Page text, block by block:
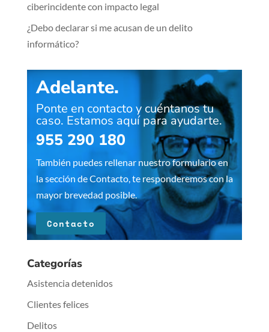
ciberincidente con impacto legal
¿Debo declarar si me acusan de un delito
informático?
Adelante.
Ponte en contacto y cuéntanos tu
caso. Estamos aquí para ayudarte.
955 290 180
También puedes rellenar nuestro formulario en
la sección de Contacto, te responderemos con la
mayor brevedad posible.
Contacto
Categorías
Asistencia detenidos
Clientes felices
Delitos